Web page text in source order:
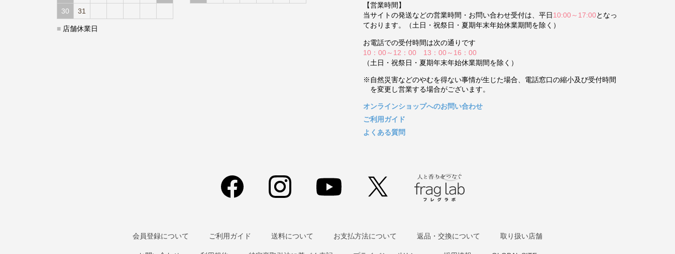
30
31
■ 店舗休業日
【営業時間】
当サイトの発送などの営業時間・お問い合わせ受付は、平日10:00～17:00となっ
ております。（土日・祝祭日・夏期年末年始休業期間を除く）
お電話での受付時間は次の通りです
10：00～12：00 13：00～16：00
（土日・祝祭日・夏期年末年始休業期間を除く）
※自然災害などのやむを得ない事情が生じた場合、電話窓口の縮小及び受付時間
を変更し営業する場合がございます。
オンラインショップへのお問い合わせ
ご利用ガイド
よくある質問
会員登録について ご利用ガイド 送料について お支払方法について 返品・交換について 取り扱い店舗